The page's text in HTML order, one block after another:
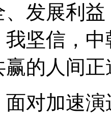
、发展利
我坚信，
的人间正
加速演